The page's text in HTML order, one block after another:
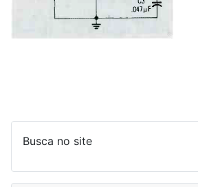
Busca no site